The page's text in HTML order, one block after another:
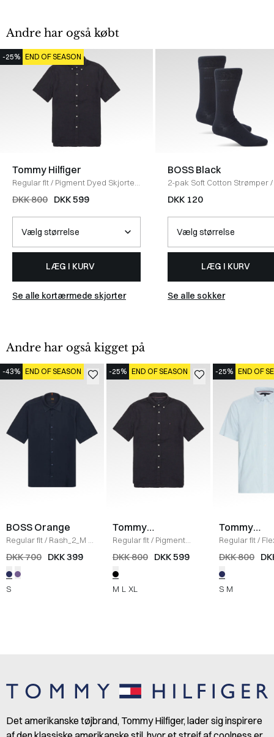
Andre har også købt
-25% END OF SEASON
Tommy Hilfiger
Regular fit/ Pigment Dyed Skjorte
SORT
DKK 800 DKK 599
LÆG I KURV
Se alle kortærmede skjorter
BOSS Black
2-pak Soft Cotton Strømper/
DKK 120
LÆG I KURV
Se alle sokker
Andre har også kigget på
-43% END OF SEASON
BOSS Orange
Regular fit/ Rash_2_M K/
Æ Skjorte
NAVY
DKK 700 DKK 399
S
-25% END OF SEASON
Tommy
Hilfiger
Regular fit/ Pigment
Dyed Skjorte /SORT
DKK 800 DKK 599
M L XL
-25% END OF
Tommy
Hilfiger
Regular fit/
Skjorte/ LYS
DKK 800
S M
Det amerikanske tøjbrand, Tommy Hilfiger, lader sig inspirere